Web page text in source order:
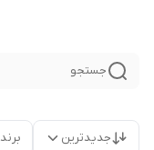
جستجو
جدیدترین